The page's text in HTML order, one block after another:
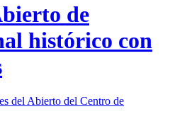
de
histórico con